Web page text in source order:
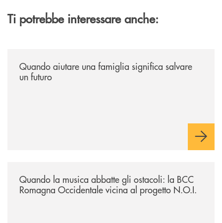
Ti potrebbe interessare anche:
Quando aiutare una famiglia significa salvare
un futuro
Quando la musica abbatte gli ostacoli: la BCC
Romagna Occidentale vicina al progetto N.O.I.